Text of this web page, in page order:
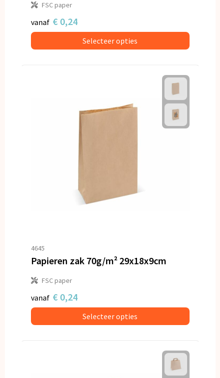
FSC paper
vanaf € 0,24
Selecteer opties
4645
Papieren zak 70g/m² 29x18x9cm
FSC paper
vanaf € 0,24
Selecteer opties